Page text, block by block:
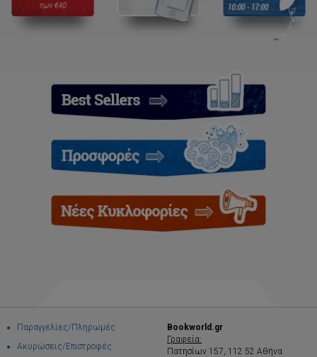
Παραγγελίες/Πληρωμές
Ακυρώσεις/Επιστροφές
Bookworld.gr
Γραφεία:
Πατησίων 157, 112 52 Αθήνα